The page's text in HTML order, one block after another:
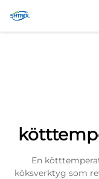
En
köksverktyg som